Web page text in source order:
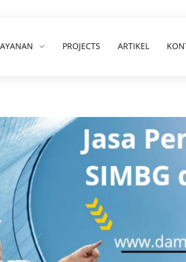
PROJECTS ARTIKEL